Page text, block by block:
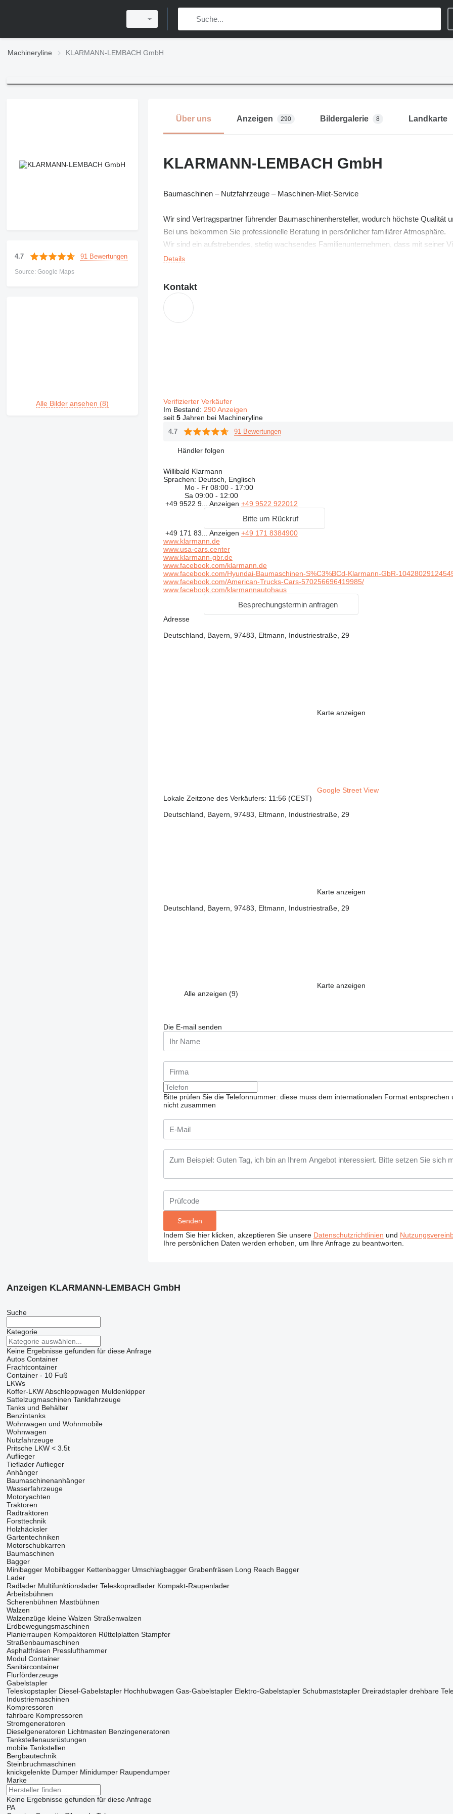
Machineryline KLARMANN-LEMBACH GmbH
4.7 91 Bewertungen
Source: Google Maps
Alle Bilder ansehen (8)
Über uns Anzeigen 290 Bildergalerie 8 Landkarte
KLARMANN-LEMBACH GmbH
Baumaschinen – Nutzfahrzeuge – Maschinen-Miet-Service
Wir sind Vertragspartner führender Baumaschinenhersteller, wodurch höchste Qualität
Bei uns bekommen Sie professionelle Beratung in persönlicher familiärer Atmosphäre.
Wir sind ein aufstrebendes, stetig wachsendes Familienunternehmen, dass mit seiner
Details
Kontakt
Verifizierter Verkäufer
Im Bestand: 290 Anzeigen
seit 5Jahren bei Machineryline
4.7 91 Bewertungen
Händler folgen
Willibald Klarmann
Sprachen: Deutsch, Englisch
Mo - Fr 08:00 - 17:00
Sa 09:00 - 12:00
+49 9522 9... Anzeigen +49 9522 922012
Bitte um Rückruf
+49 171 83... Anzeigen +49 171 8384900
www.klarmann.de
www.usa-cars.center
www.klarmann-gbr.de
www.facebook.com/klarmann.de
www.facebook.com/Hyundai-Baumaschinen-S%C3%BCd-Klarmann-GbR-
www.facebook.com/American-Trucks-Cars-570256696419985/
www.facebook.com/klarmannautohaus
Besprechungstermin anfragen
Adresse
Deutschland, Bayern, 97483, Eltmann, Industriestraße, 29
Karte anzeigen
Google Street View
Lokale Zeitzone des Verkäufers: 11:56 (CEST)
Deutschland, Bayern, 97483, Eltmann, Industriestraße, 29
Karte anzeigen
Deutschland, Bayern, 97483, Eltmann, Industriestraße, 29
Karte anzeigen
Alle anzeigen (9)
Die E-mail senden
Bitte prüfen Sie die Telefonnummer: diese muss dem internationalen Format
nicht zusammen
Indem Sie hier klicken, akzeptieren Sie unsere Datenschutzrichtlinien und
Ihre persönlichen Daten werden erhoben, um Ihre Anfrage zu beantworten.
Anzeigen KLARMANN-LEMBACH GmbH
Suche
Kategorie
Keine Ergebnisse gefunden für diese Anfrage
Autos Container
Frachtcontainer
Container - 10 Fuß
LKWs
Koffer-LKW Abschleppwagen Muldenkipper
Sattelzugmaschinen Tankfahrzeuge
Tanks und Behälter
Benzintanks
Wohnwagen und Wohnmobile
Wohnwagen
Nutzfahrzeuge
Pritsche LKW < 3.5t
Auflieger
Tieflader Auflieger
Anhänger
Baumaschinenanhänger
Wasserfahrzeuge
Motoryachten
Traktoren
Radtraktoren
Forsttechnik
Holzhäcksler
Gartentechniken
Motorschubkarren
Baumaschinen
Bagger
Minibagger Mobilbagger Kettenbagger Umschlagbagger Grabenfräsen Long Reach Bagger
Lader
Radlader Multifunktionslader Teleskopradlader Kompakt-Raupenlader
Arbeitsbühnen
Scherenbühnen Mastbühnen
Walzen
Walzenzüge kleine Walzen Straßenwalzen
Erdbewegungsmaschinen
Planierraupen Kompaktoren Rüttelplatten Stampfer
Straßenbaumaschinen
Asphaltfräsen Presslufthammer
Modul Container
Sanitärcontainer
Flurförderzeuge
Gabelstapler
Teleskopstapler Diesel-Gabelstapler Hochhubwagen Gas-Gabelstapler Elektro-Gabelstapler Schubmaststapler Dreiradstapler drehbare
Industriemaschinen
Kompressoren
fahrbare Kompressoren
Stromgeneratoren
Dieselgeneratoren Lichtmasten Benzingeneratoren
Tankstellenausrüstungen
mobile Tankstellen
Bergbautechnik
Steinbruchmaschinen
knickgelenkte Dumper Minidumper Raupendumper
Marke
Keine Ergebnisse gefunden für diese Anfrage
PA